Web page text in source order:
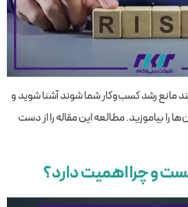
مانع رشد کسب‌وکار شما شوند آشنا شوید و
را بیاموزید. مطالعه این مقاله را از دست
و چرا اهمیت دارد؟